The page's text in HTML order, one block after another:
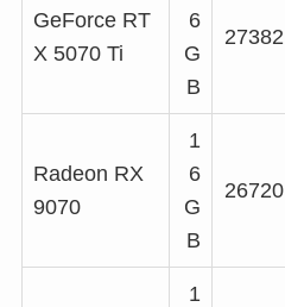
GeForce RT
X 5070 Ti
6
G
B
27382
Radeon RX
9070
1
6
G
B
26720
1